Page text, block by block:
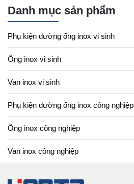
Danh mục sản phẩm
Phụ kiện đường ống inox vi sinh
Ống inox vi sinh
Van inox vi sinh
Phụ kiện đường ống inox công nghiệp
Ống inox công nghiệp
Van inox công nghiệp